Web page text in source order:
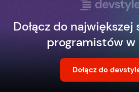
Dołącz do największej
programistów w
Dołącz do